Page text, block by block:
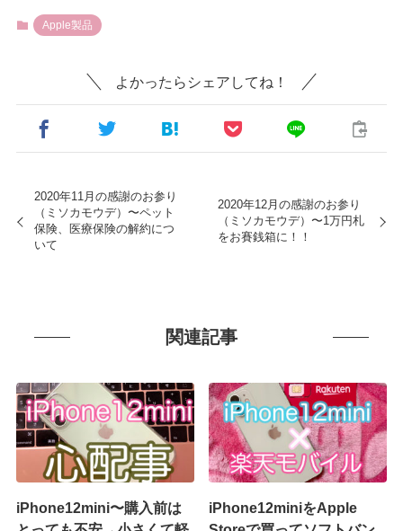
Apple製品
よかったらシェアしてね！
2020年11月の感謝のお参り
（ミソカモウデ）〜ペット
保険、医療保険の解約につ
いて
2020年12月の感謝のお参り
（ミソカモウデ）〜1万円札
をお賽銭箱に！！
関連記事
iPhone12mini〜購入前は
iPhone12miniをApple